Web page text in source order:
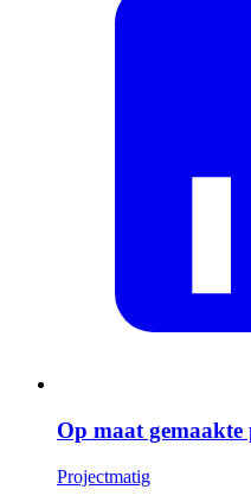
Op maat
Projectmatig